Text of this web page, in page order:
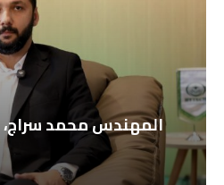
المهندس محمد سراج،